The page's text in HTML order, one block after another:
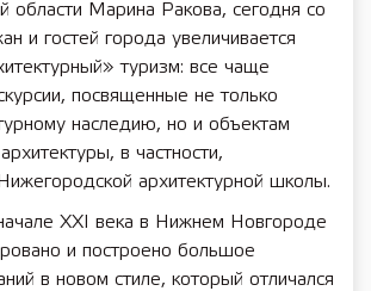
области Марина Ракова, сегодня со
и гостей города увеличивается
туризм: все чаще
посвященные не только
наследию, но и объектам
в частности,
архитектурной школы.
XXI века в Нижнем Новгороде
и построено большое
в новом стиле, который отличался